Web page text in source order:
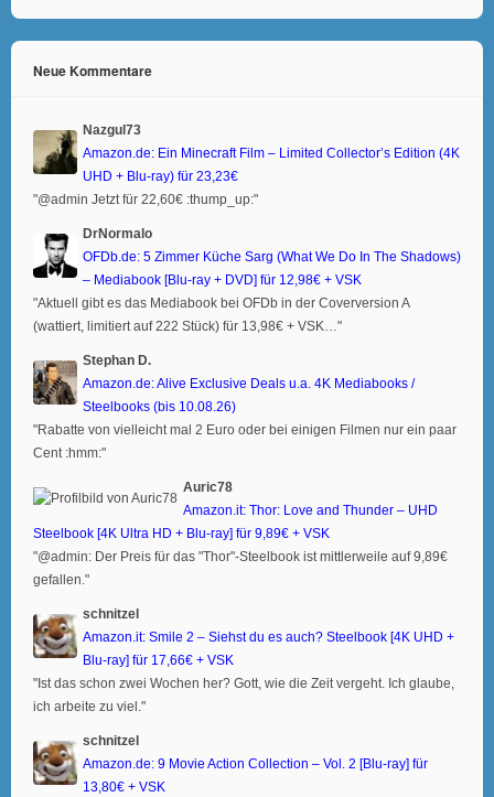
Neue Kommentare
Nazgul73
Amazon.de: Ein Minecraft Film – Limited Collector’s Edition (4K
UHD + Blu-ray) für 23,23€
"@admin Jetzt für 22,60€ :thump_up:"
DrNormalo
OFDb.de: 5 Zimmer Küche Sarg (What We Do In The Shadows)
– Mediabook [Blu-ray + DVD] für 12,98€ + VSK
"Aktuell gibt es das Mediabook bei OFDb in der Coverversion A
(wattiert, limitiert auf 222 Stück) für 13,98€ + VSK…"
Stephan D.
Amazon.de: Alive Exclusive Deals u.a. 4K Mediabooks /
Steelbooks (bis 10.08.26)
"Rabatte von vielleicht mal 2 Euro oder bei einigen Filmen nur ein paar
Cent :hmm:"
Auric78
Amazon.it: Thor: Love and Thunder – UHD
Steelbook [4K Ultra HD + Blu-ray] für 9,89€ + VSK
"@admin: Der Preis für das "Thor"-Steelbook ist mittlerweile auf 9,89€
gefallen."
schnitzel
Amazon.it: Smile 2 – Siehst du es auch? Steelbook [4K UHD +
Blu-ray] für 17,66€ + VSK
"Ist das schon zwei Wochen her? Gott, wie die Zeit vergeht. Ich glaube,
ich arbeite zu viel."
schnitzel
Amazon.de: 9 Movie Action Collection – Vol. 2 [Blu-ray] für
13,80€ + VSK